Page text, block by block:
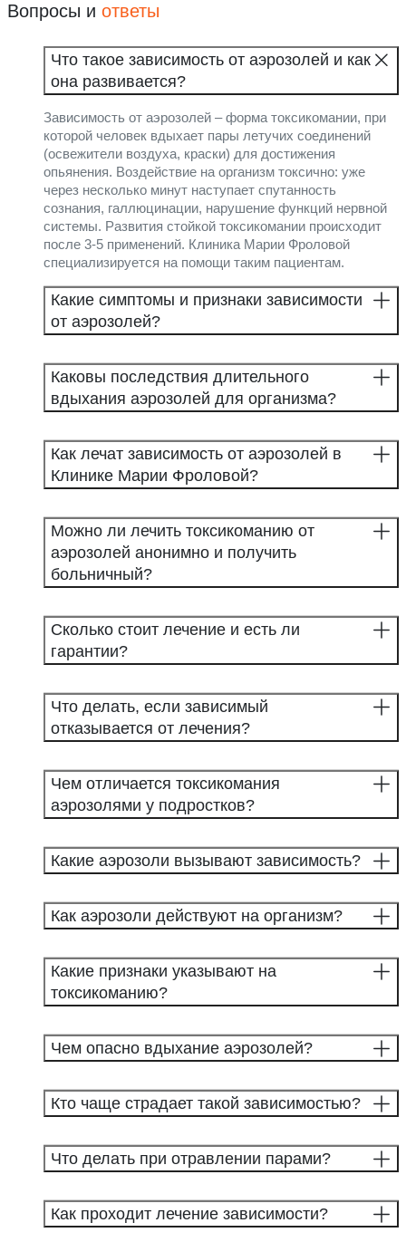
Вопросы и ответы
Что такое зависимость от аэрозолей и как
она развивается?
Зависимость от аэрозолей – форма токсикомании, при
которой человек вдыхает пары летучих соединений
(освежители воздуха, краски) для достижения
опьянения. Воздействие на организм токсично: уже
через несколько минут наступает спутанность
сознания, галлюцинации, нарушение функций нервной
системы. Развития стойкой токсикомании происходит
после 3-5 применений. Клиника Марии Фроловой
специализируется на помощи таким пациентам.
Какие симптомы и признаки зависимости
от аэрозолей?
Каковы последствия длительного
вдыхания аэрозолей для организма?
Как лечат зависимость от аэрозолей в
Клинике Марии Фроловой?
Можно ли лечить токсикоманию от
аэрозолей анонимно и получить
больничный?
Сколько стоит лечение и есть ли
гарантии?
Что делать, если зависимый
отказывается от лечения?
Чем отличается токсикомания
аэрозолями у подростков?
Какие аэрозоли вызывают зависимость?
Как аэрозоли действуют на организм?
Какие признаки указывают на
токсикоманию?
Чем опасно вдыхание аэрозолей?
Кто чаще страдает такой зависимостью?
Что делать при отравлении парами?
Как проходит лечение зависимости?